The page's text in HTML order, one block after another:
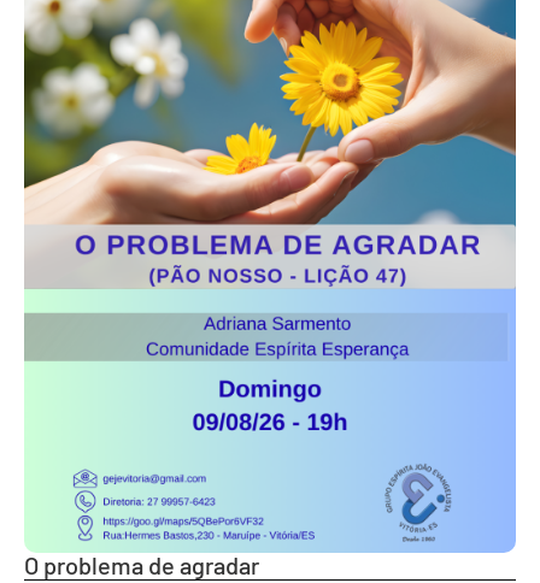
O problema de agradar